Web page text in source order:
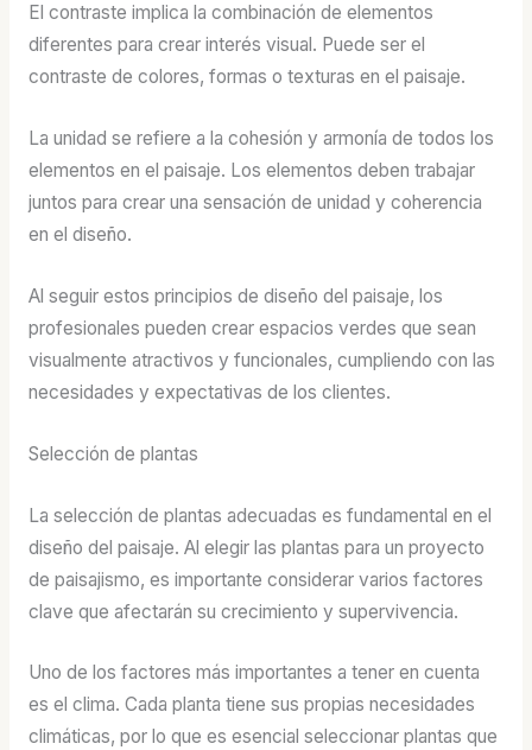
El contraste implica la combinación de elementos
diferentes para crear interés visual. Puede ser el
contraste de colores, formas o texturas en el paisaje.
La unidad se refiere a la cohesión y armonía de todos los
elementos en el paisaje. Los elementos deben trabajar
juntos para crear una sensación de unidad y coherencia
en el diseño.
Al seguir estos principios de diseño del paisaje, los
profesionales pueden crear espacios verdes que sean
visualmente atractivos y funcionales, cumpliendo con las
necesidades y expectativas de los clientes.
Selección de plantas
La selección de plantas adecuadas es fundamental en el
diseño del paisaje. Al elegir las plantas para un proyecto
de paisajismo, es importante considerar varios factores
clave que afectarán su crecimiento y supervivencia.
Uno de los factores más importantes a tener en cuenta
es el clima. Cada planta tiene sus propias necesidades
climáticas, por lo que es esencial seleccionar plantas que